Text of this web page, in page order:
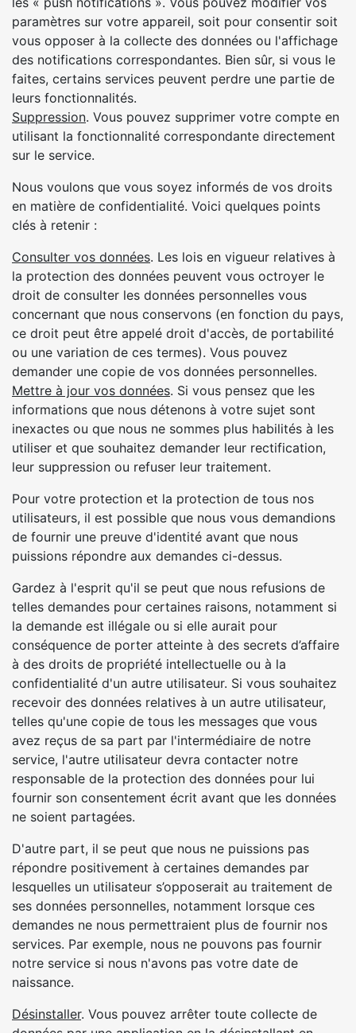
paramètres sur votre appareil, soit pour consentir soit
vous opposer à la collecte des données ou l'affichage
des notifications correspondantes. Bien sûr, si vous le
faites, certains services peuvent perdre une partie de
leurs fonctionnalités.
Suppression. Vous pouvez supprimer votre compte en
utilisant la fonctionnalité correspondante directement
sur le service.
Nous voulons que vous soyez informés de vos droits
en matière de confidentialité. Voici quelques points
clés à retenir :
Consulter vos données. Les lois en vigueur relatives à
la protection des données peuvent vous octroyer le
droit de consulter les données personnelles vous
concernant que nous conservons (en fonction du pays,
ce droit peut être appelé droit d'accès, de portabilité
ou une variation de ces termes). Vous pouvez
demander une copie de vos données personnelles.
Mettre à jour vos données. Si vous pensez que les
informations que nous détenons à votre sujet sont
inexactes ou que nous ne sommes plus habilités à les
utiliser et que souhaitez demander leur rectification,
leur suppression ou refuser leur traitement.
Pour votre protection et la protection de tous nos
utilisateurs, il est possible que nous vous demandions
de fournir une preuve d'identité avant que nous
puissions répondre aux demandes ci-dessus.
Gardez à l'esprit qu'il se peut que nous refusions de
telles demandes pour certaines raisons, notamment si
la demande est illégale ou si elle aurait pour
conséquence de porter atteinte à des secrets d’affaire
à des droits de propriété intellectuelle ou à la
confidentialité d'un autre utilisateur. Si vous souhaitez
recevoir des données relatives à un autre utilisateur,
telles qu'une copie de tous les messages que vous
avez reçus de sa part par l'intermédiaire de notre
service, l'autre utilisateur devra contacter notre
responsable de la protection des données pour lui
fournir son consentement écrit avant que les données
ne soient partagées.
D'autre part, il se peut que nous ne puissions pas
répondre positivement à certaines demandes par
lesquelles un utilisateur s’opposerait au traitement de
ses données personnelles, notamment lorsque ces
demandes ne nous permettraient plus de fournir nos
services. Par exemple, nous ne pouvons pas fournir
notre service si nous n'avons pas votre date de
naissance.
Désinstaller. Vous pouvez arrêter toute collecte de